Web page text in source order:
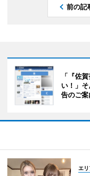
前の記
「『佐
い！」
告のご案
エ